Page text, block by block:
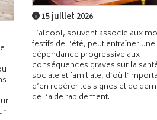
15 juillet 2026
L’alcool, souvent associé aux
festifs de l’été, peut entraîner une
dépendance progressive aux
conséquences graves sur la
sociale et familiale, d’où
d’en repérer les signes et de
de l’aide rapidement.